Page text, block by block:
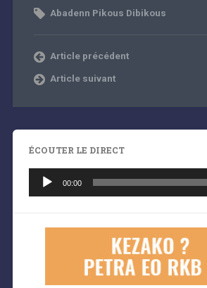
Abadenn Pikous Dibikous
Article précédent
Article suivant
ÉCOUTER LE DIRECT
audio
00:00